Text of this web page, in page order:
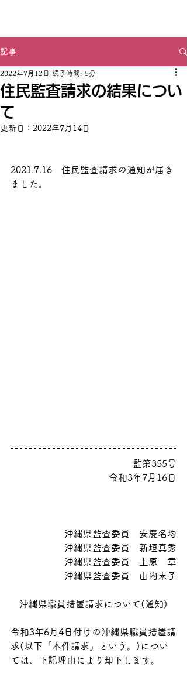
記事
住民監査請求の結果につい
て
2022年7月12日 読了時間: 5分
更新日： 2022年7月14日
2021.7.16　住民監査請求の通知が届き
ました。
監第355号
令和3年7月16日
沖縄県監査委員　安慶名均
沖縄県監査委員　新垣真秀
沖縄県監査委員　上原　章
沖縄県監査委員　山内末子
沖縄県職員措置請求について(通知)
令和3年6月4日付けの沖縄県職員措置請
求(以下「本件請求」という。)につい
ては、下記理由により却下します。